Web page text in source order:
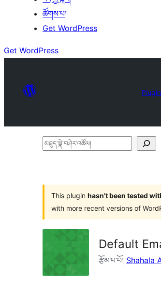
ཚོགས་པ།
Get WordPress
Get WordPress
མཐུད་
འཚོལ།
This plugin hasn’t been tested
with more recent versions of
Default
རྩོམ་པ་པོ། Shahala